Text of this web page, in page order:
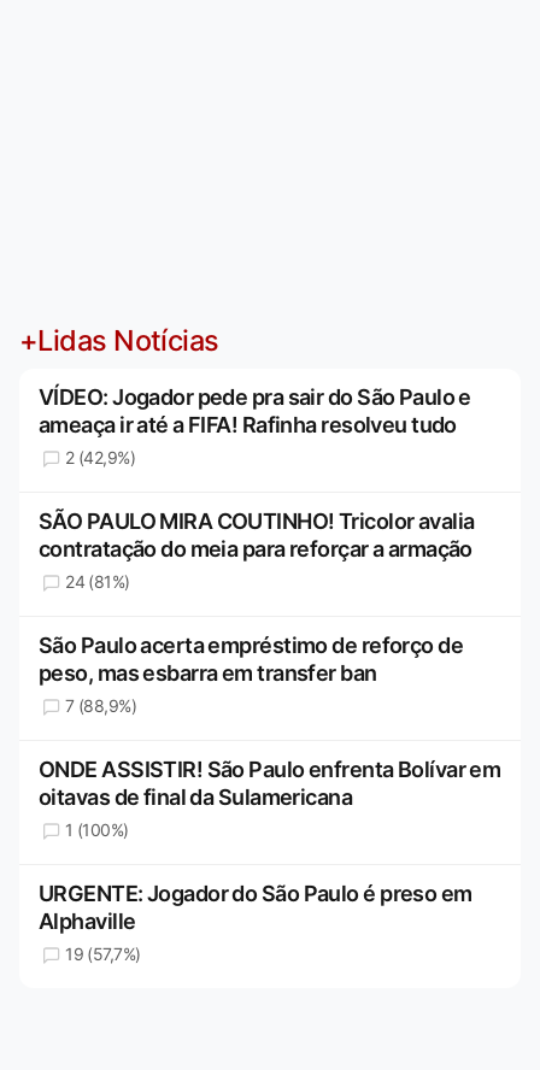
+Lidas Notícias
VÍDEO: Jogador pede pra sair do São Paulo e
ameaça ir até a FIFA! Rafinha resolveu tudo
2 (42,9%)
SÃO PAULO MIRA COUTINHO! Tricolor avalia
contratação do meia para reforçar a armação
24 (81%)
São Paulo acerta empréstimo de reforço de
peso, mas esbarra em transfer ban
7 (88,9%)
ONDE ASSISTIR! São Paulo enfrenta Bolívar em
oitavas de final da Sulamericana
1 (100%)
URGENTE: Jogador do São Paulo é preso em
Alphaville
19 (57,7%)